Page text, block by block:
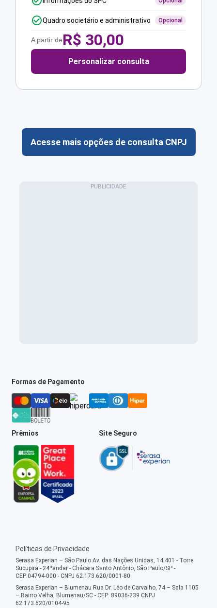
Quadro societário e administrativo Opcional
A partir deR$ 30,00
Personalizar consulta
Acesse mais opções de consulta CNPJ
Formas de Pagamento
Prêmios Site Seguro
Políticas de Privacidade
Serasa Experian – São Paulo Av. das Nações Unidas, 14.401 - Torre
Sucupira - 24ºandar - Chácara Santo Antônio, São Paulo/SP -
CEP:04794-000 - CNPJ 62.173.620/0001-80
Serasa Experian – Blumenau Rua Dr. Léo de Carvalho, 74 – Sala 1105
– Bairro Velha, Blumenau/SC - CEP: 89036-239 CNPJ
62.173.620/0104-95